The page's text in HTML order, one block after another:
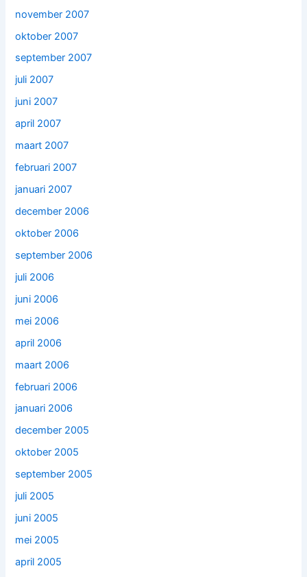
november 2007
oktober 2007
september 2007
juli 2007
juni 2007
april 2007
maart 2007
februari 2007
januari 2007
december 2006
oktober 2006
september 2006
juli 2006
juni 2006
mei 2006
april 2006
maart 2006
februari 2006
januari 2006
december 2005
oktober 2005
september 2005
juli 2005
juni 2005
mei 2005
april 2005